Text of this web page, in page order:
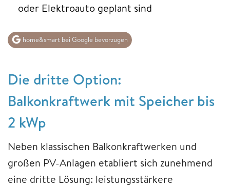
oder Elektroauto geplant sind
home&smart bei Google bevorzugen
Die dritte Option:
Balkonkraftwerk mit Speicher bis
2 kWp
Neben klassischen Balkonkraftwerken und
großen PV-Anlagen etabliert sich zunehmend
eine dritte Lösung: leistungsstärkere